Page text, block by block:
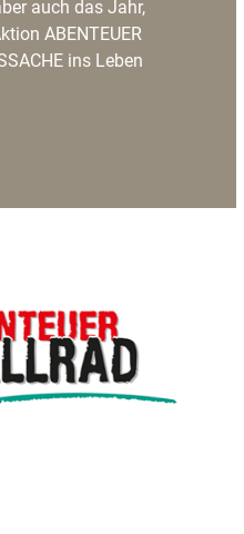
auch das Jahr,
ABENTEUER
ins Leben